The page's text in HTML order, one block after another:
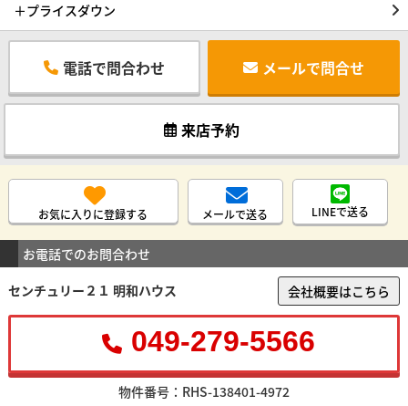
＋プライスダウン
電話で問合わせ メールで問合せ
来店予約
お気に入りに登録する メールで送る LINEで送る
お電話でのお問合わせ
センチュリー２１ 明和ハウス
会社概要はこちら
049-279-5566
物件番号：RHS-138401-4972